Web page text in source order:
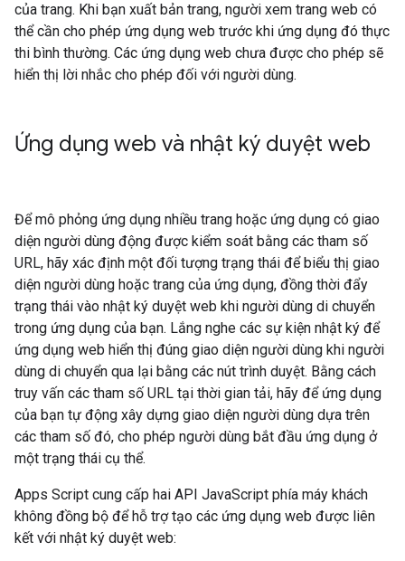
của trang. Khi bạn xuất bản trang, người xem trang web có
thể cần cho phép ứng dụng web trước khi ứng dụng đó thực
thi bình thường. Các ứng dụng web chưa được cho phép sẽ
hiển thị lời nhắc cho phép đối với người dùng.
Ứng dụng web và nhật ký duyệt web
Để mô phỏng ứng dụng nhiều trang hoặc ứng dụng có giao
diện người dùng động được kiểm soát bằng các tham số
URL, hãy xác định một đối tượng trạng thái để biểu thị giao
diện người dùng hoặc trang của ứng dụng, đồng thời đẩy
trạng thái vào nhật ký duyệt web khi người dùng di chuyển
trong ứng dụng của bạn. Lắng nghe các sự kiện nhật ký để
ứng dụng web hiển thị đúng giao diện người dùng khi người
dùng di chuyển qua lại bằng các nút trình duyệt. Bằng cách
truy vấn các tham số URL tại thời gian tải, hãy để ứng dụng
của bạn tự động xây dựng giao diện người dùng dựa trên
các tham số đó, cho phép người dùng bắt đầu ứng dụng ở
một trạng thái cụ thể.
Apps Script cung cấp hai API JavaScript phía máy khách
không đồng bộ để hỗ trợ tạo các ứng dụng web được liên
kết với nhật ký duyệt web: